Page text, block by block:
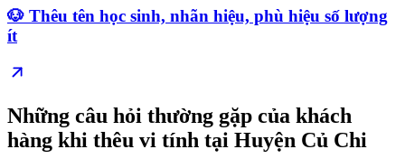
🐶 Thêu tên học sinh, nhãn hiệu, phù hiệu số lượng
ít
Những câu hỏi thường gặp của khách
hàng khi thêu vi tính tại Huyện Củ Chi